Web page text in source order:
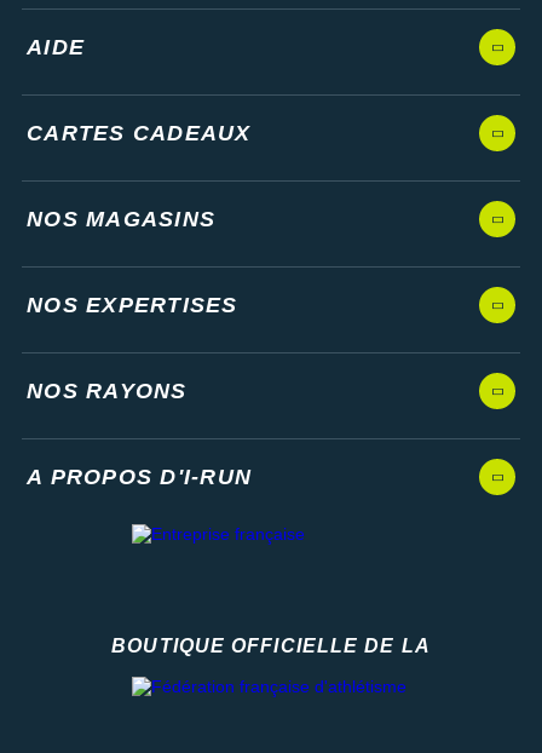
AIDE
CARTES CADEAUX
NOS MAGASINS
NOS EXPERTISES
NOS RAYONS
A PROPOS D'I-RUN
BOUTIQUE OFFICIELLE DE LA